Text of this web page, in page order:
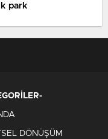
park
DÖNÜŞÜM